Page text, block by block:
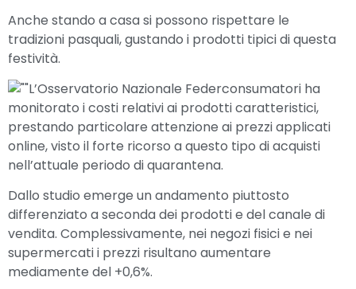
Anche stando a casa si possono rispettare le
tradizioni pasquali, gustando i prodotti tipici di questa
festività.
L’Osservatorio Nazionale Federconsumatori ha
monitorato i costi relativi ai prodotti caratteristici,
prestando particolare attenzione ai prezzi applicati
online, visto il forte ricorso a questo tipo di acquisti
nell’attuale periodo di quarantena.
Dallo studio emerge un andamento piuttosto
differenziato a seconda dei prodotti e del canale di
vendita. Complessivamente, nei negozi fisici e nei
supermercati i prezzi risultano aumentare
mediamente del +0,6%.